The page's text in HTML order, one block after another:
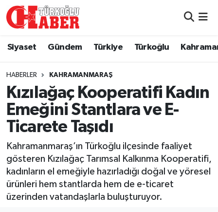
Siyaset Gündem Türkiye Türkoğlu
HABERLER KAHRAMANMARAŞ
Kızılağaç Kooperatifi Kadın
Emeğini Stantlara ve E-
Ticarete Taşıdı
Kahramanmaraş’ın Türkoğlu ilçesinde faaliyet
gösteren Kızılağaç Tarımsal Kalkınma Kooperatifi,
kadınların el emeğiyle hazırladığı doğal ve yöresel
ürünleri hem stantlarda hem de e-ticaret
üzerinden vatandaşlarla buluşturuyor.
Gündem
Türkiye
Türkoğlu
Kahramanmaraş
Diğer İlçeler
Eğitim
Hava Durumu
Namaz Vakitleri
Trafik Durumu
Süper Lig Puan Durumu ve Fikstür
Tüm Manşetler
Son Dakika Haberleri